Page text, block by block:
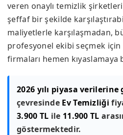
veren onaylı temizlik
şeffaf bir şekilde
maliyetlerle karşılaşmadan,
profesyonel ekibi seçmek
firmaları hemen kıyaslamaya
2026 yılı piyasa verilerine
çevresinde Ev Temizliği
3.900 TL ile 11.900 TL
göstermektedir.